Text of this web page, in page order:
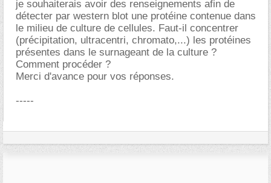
je souhaiterais avoir des renseignements afin de
détecter par western blot une protéine contenue dans
le milieu de culture de cellules. Faut-il concentrer
(précipitation, ultracentri, chromato,...) les protéines
présentes dans le surnageant de la culture ?
Comment procéder ?
Merci d'avance pour vos réponses.
-----